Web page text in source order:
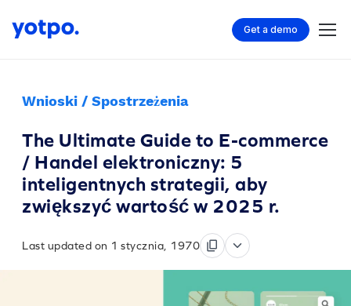
Get a demo
Wnioski / Spostrzeżenia
The Ultimate Guide to E-commerce
/ Handel elektroniczny: 5
inteligentnych strategii, aby
zwiększyć wartość w 2025 r.
Last updated on 1 stycznia, 1970